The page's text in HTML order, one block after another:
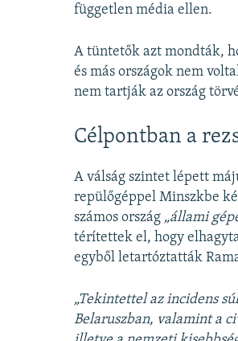
független média ellen.
A tüntetők azt mondták,
és más országok nem
nem tartják az ország
Célpontban a
A válság szintet lépett
repülőgéppel Minszkbe
számos ország „állami
térítettek el, hogy
egyből letartóztatták
„Tekintettel az incidens
Belaruszban, valamint a